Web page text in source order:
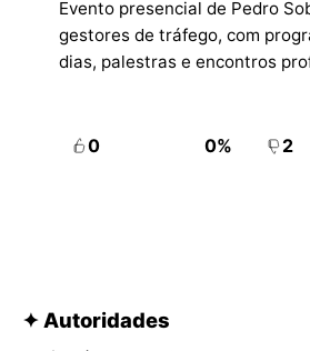
Evento presencial de Pedro
gestores de tráfego, com
dias, palestras e encontros
0 0% 2
✦ Autoridades